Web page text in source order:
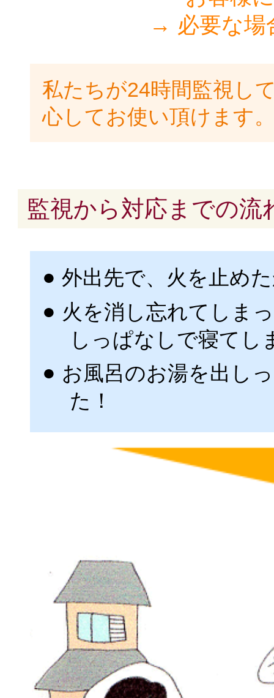
→ 必要な場
私たちが24時間監視し
心してお使い頂けます
監視から対応までの流
外出先で、火を止め
火を消し忘れてしま
しっぱなしで寝てし
お風呂のお湯を出し
た！